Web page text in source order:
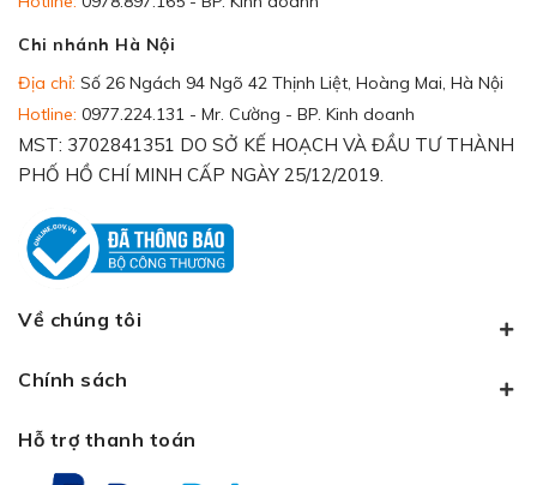
Chi nhánh Hà Nội
Địa chỉ: Số 26 Ngách 94 Ngõ 42 Thịnh Liệt, Hoàng Mai, Hà Nội
Hotline: 0977.224.131 - Mr. Cường - BP. Kinh doanh
MST: 3702841351 DO SỞ KẾ HOẠCH VÀ ĐẦU TƯ THÀNH
PHỐ HỒ CHÍ MINH CẤP NGÀY 25/12/2019.
Về chúng tôi
Chính sách
Hỗ trợ thanh toán